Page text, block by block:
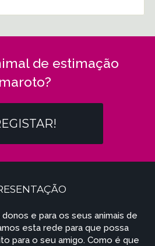
de estimação
maroto?
e para os seus animais de
esta rede para que possa
para o seu amigo. Como é que